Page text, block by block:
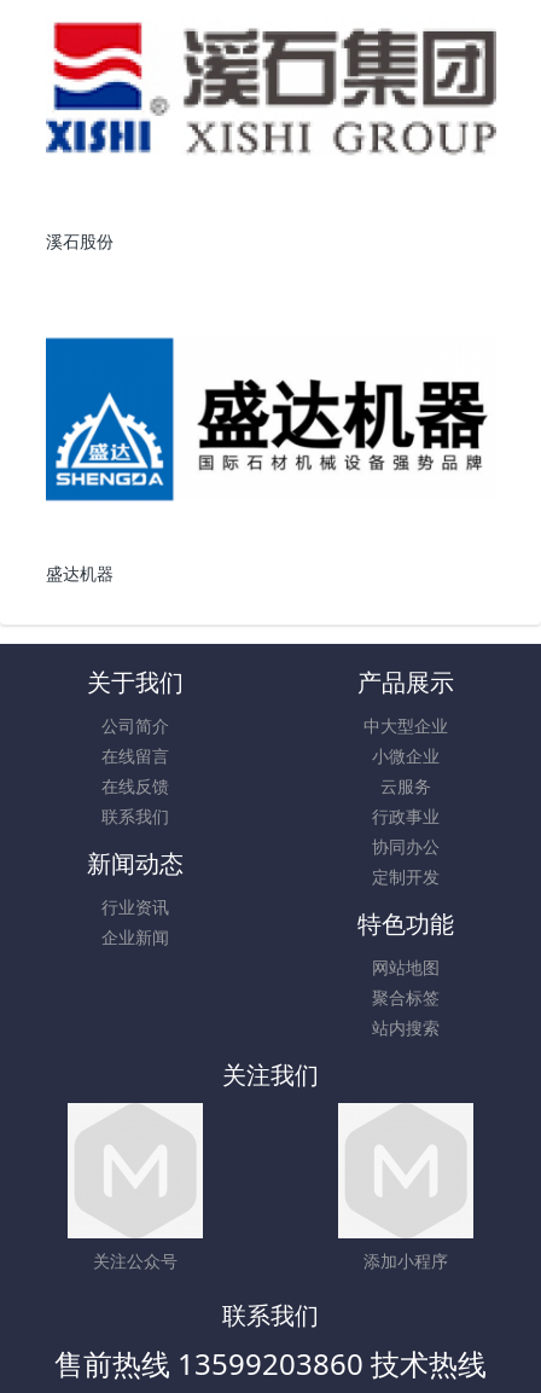
溪石股份
盛达机器
关于我们
公司简介
在线留言
在线反馈
联系我们
产品展示
中大型企业
小微企业
云服务
行政事业
协同办公
定制开发
新闻动态
行业资讯
企业新闻
特色功能
网站地图
聚合标签
站内搜索
关注我们
关注公众号 添加小程序
联系我们
售前热线 13599203860 技术热线